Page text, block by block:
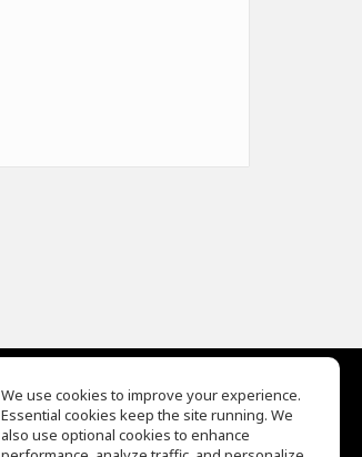
EQ Ear Training
Drum Machine
We use cookies to improve your experience.
Essential cookies keep the site running. We
also use optional cookies to enhance